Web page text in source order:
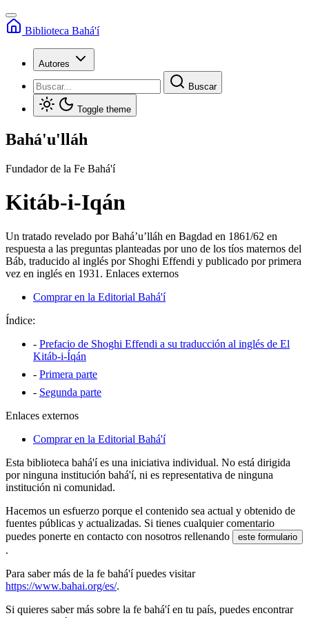
Biblioteca Bahá'í
Autores
Buscar
Toggle theme
Bahá'u'lláh
Fundador de la Fe Bahá'í
Kitáb-i-Iqán
Un tratado revelado por Bahá’u’lláh en Bagdad en 1861/62 en
respuesta a las preguntas planteadas por uno de los tíos maternos del
Báb, traducido al inglés por Shoghi Effendi y publicado por primera
vez en inglés en 1931. Enlaces externos
Comprar en la Editorial Bahá'í
Índice:
- Prefacio de Shoghi Effendi a su traducción al inglés de El
Kitáb-i-Íqán
- Primera parte
- Segunda parte
Enlaces externos
Comprar en la Editorial Bahá'í
Esta biblioteca bahá'í es una iniciativa individual. No está dirigida
por ninguna institución bahá'í, ni es representativa de ninguna
institución ni comunidad.
Hacemos un esfuerzo porque el contenido sea actual y obtenido de
fuentes públicas y actualizadas. Si tienes cualquier comentario
puedes ponerte en contacto con nosotros rellenando
este formulario
.
Para saber más de la fe bahá'í puedes visitar
https://www.bahai.org/es/.
Si quieres saber más sobre la fe bahá'í en tu país, puedes encontrar